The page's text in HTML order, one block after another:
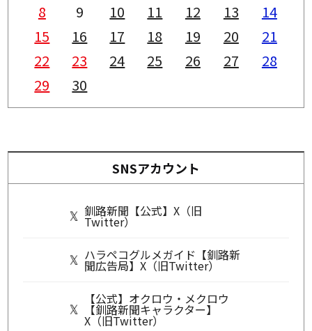
8
9 10 11 12 13
14
15
16 17 18 19 20
21
22
23 24 25 26 27
28
29
30
SNSアカウント
釧路新聞【公式】X（旧
Twitter）
ハラペコグルメガイド【釧路新
聞広告局】X（旧Twitter）
【公式】オクロウ・メクロウ
【釧路新聞キャラクター】
X（旧Twitter）